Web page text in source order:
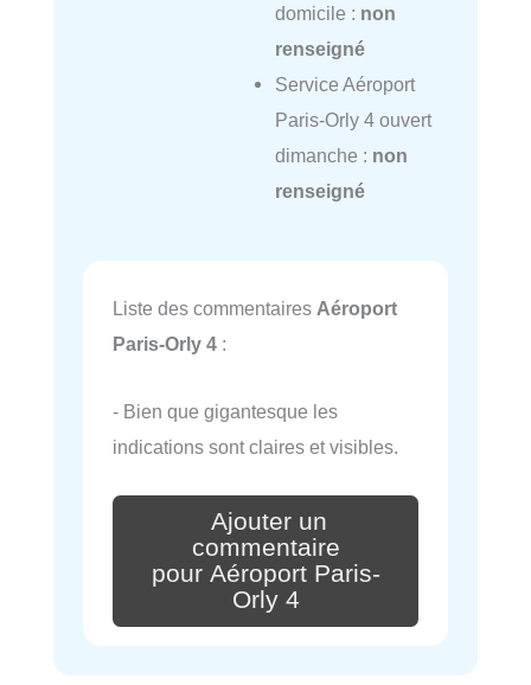
domicile : non
renseigné
Service Aéroport
Paris-Orly 4 ouvert
dimanche : non
renseigné
Liste des commentaires Aéroport
Paris-Orly 4 :
- Bien que gigantesque les
indications sont claires et visibles.
Ajouter un
commentaire
pour Aéroport Paris-
Orly 4